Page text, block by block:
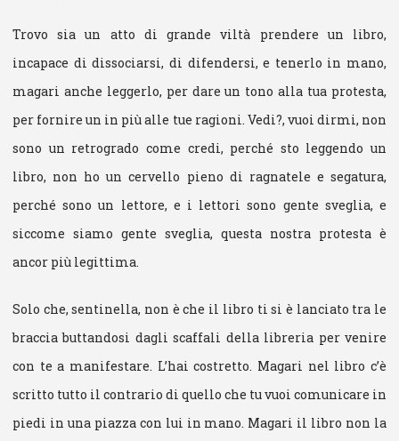
Trovo sia un atto di grande viltà prendere un libro,
incapace di dissociarsi, di difendersi, e tenerlo in mano,
magari anche leggerlo, per dare un tono alla tua protesta,
per fornire un in più alle tue ragioni. Vedi?, vuoi dirmi, non
sono un retrogrado come credi, perché sto leggendo un
libro, non ho un cervello pieno di ragnatele e segatura,
perché sono un lettore, e i lettori sono gente sveglia, e
siccome siamo gente sveglia, questa nostra protesta è
ancor più legittima.
Solo che, sentinella, non è che il libro ti si è lanciato tra le
braccia buttandosi dagli scaffali della libreria per venire
con te a manifestare. L’hai costretto. Magari nel libro c’è
scritto tutto il contrario di quello che tu vuoi comunicare in
piedi in una piazza con lui in mano. Magari il libro non la